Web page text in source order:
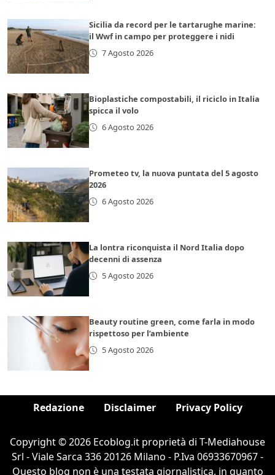
Sicilia da record per le tartarughe marine:
il Wwf in campo per proteggere i nidi
7 Agosto 2026
Bioplastiche compostabili, il riciclo in Italia
spicca il volo
6 Agosto 2026
Prometeo tv, la nuova puntata del 5 agosto
2026
6 Agosto 2026
La lontra riconquista il Nord Italia dopo
decenni di assenza
5 Agosto 2026
Beauty routine green, come farla in modo
rispettoso per l’ambiente
5 Agosto 2026
Redazione Disclaimer Privacy Policy
Copyright © 2026 Ecoblog.it proprietà di T-Mediahouse
Srl - Viale Sarca 336 20126 Milano - P.Iva 06933670967 -
Questo blog non è una testata giornalistica, in quanto